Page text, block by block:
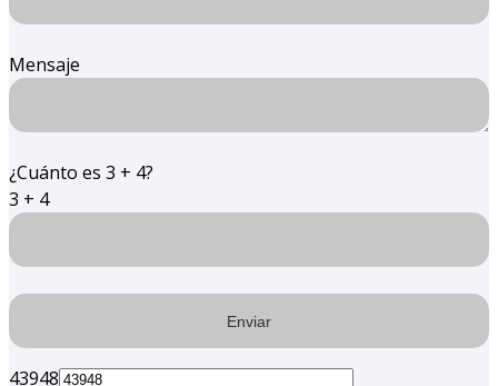
Mensaje
¿Cuánto es 3 + 4?
3 + 4
43948